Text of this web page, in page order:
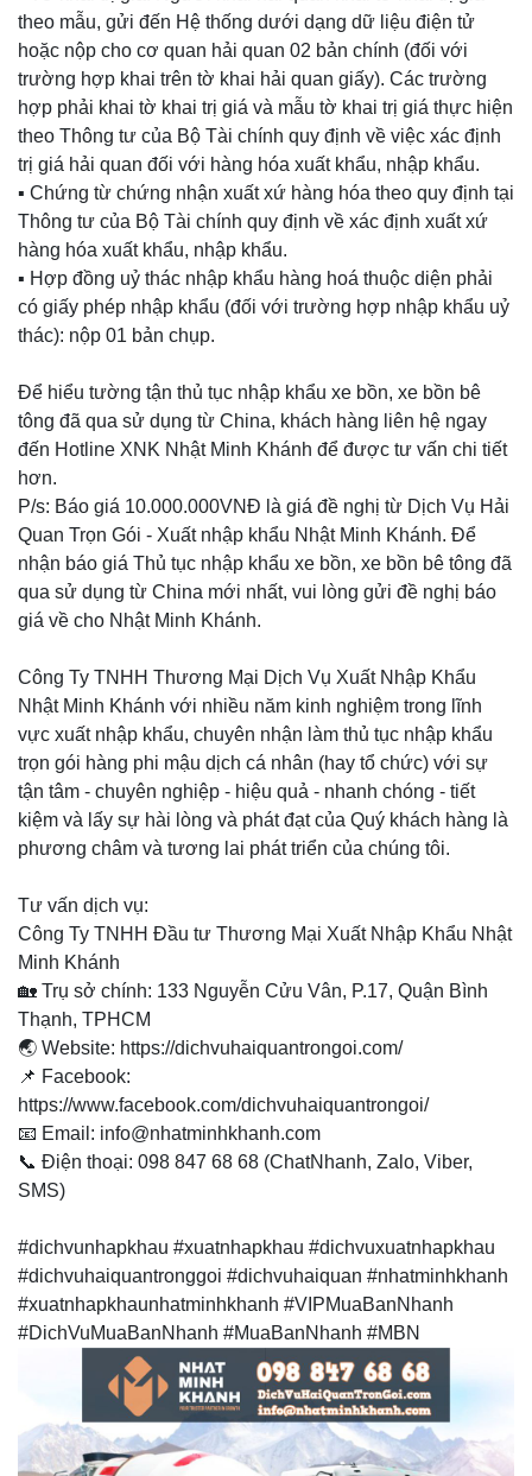
theo mẫu, gửi đến Hệ thống dưới dạng dữ liệu điện tử
hoặc nộp cho cơ quan hải quan 02 bản chính (đối với
trường hợp khai trên tờ khai hải quan giấy). Các trường
hợp phải khai tờ khai trị giá và mẫu tờ khai trị giá thực hiện
theo Thông tư của Bộ Tài chính quy định về việc xác định
trị giá hải quan đối với hàng hóa xuất khẩu, nhập khẩu.
▪️ Chứng từ chứng nhận xuất xứ hàng hóa theo quy định tại
Thông tư của Bộ Tài chính quy định về xác định xuất xứ
hàng hóa xuất khẩu, nhập khẩu.
▪️ Hợp đồng uỷ thác nhập khẩu hàng hoá thuộc diện phải
có giấy phép nhập khẩu (đối với trường hợp nhập khẩu uỷ
thác): nộp 01 bản chụp.
Để hiểu tường tận thủ tục nhập khẩu xe bồn, xe bồn bê
tông đã qua sử dụng từ China, khách hàng liên hệ ngay
đến Hotline XNK Nhật Minh Khánh để được tư vấn chi tiết
hơn.
P/s: Báo giá 10.000.000VNĐ là giá đề nghị từ Dịch Vụ Hải
Quan Trọn Gói - Xuất nhập khẩu Nhật Minh Khánh. Để
nhận báo giá Thủ tục nhập khẩu xe bồn, xe bồn bê tông đã
qua sử dụng từ China mới nhất, vui lòng gửi đề nghị báo
giá về cho Nhật Minh Khánh.
Công Ty TNHH Thương Mại Dịch Vụ Xuất Nhập Khẩu
Nhật Minh Khánh với nhiều năm kinh nghiệm trong lĩnh
vực xuất nhập khẩu, chuyên nhận làm thủ tục nhập khẩu
trọn gói hàng phi mậu dịch cá nhân (hay tổ chức) với sự
tận tâm - chuyên nghiệp - hiệu quả - nhanh chóng - tiết
kiệm và lấy sự hài lòng và phát đạt của Quý khách hàng là
phương châm và tương lai phát triển của chúng tôi.
Tư vấn dịch vụ:
Công Ty TNHH Đầu tư Thương Mại Xuất Nhập Khẩu Nhật
Minh Khánh
🏡 Trụ sở chính: 133 Nguyễn Cửu Vân, P.17, Quận Bình
Thạnh, TPHCM
🌏 Website: https://dichvuhaiquantrongoi.com/
📌 Facebook:
https://www.facebook.com/dichvuhaiquantrongoi/
📧 Email: info@nhatminhkhanh.com
📞 Điện thoại: 098 847 68 68 (ChatNhanh, Zalo, Viber,
SMS)
#dichvunhapkhau #xuatnhapkhau #dichvuxuatnhapkhau
#dichvuhaiquantronggoi #dichvuhaiquan #nhatminhkhanh
#xuatnhapkhaunhatminhkhanh #VIPMuaBanNhanh
#DichVuMuaBanNhanh #MuaBanNhanh #MBN